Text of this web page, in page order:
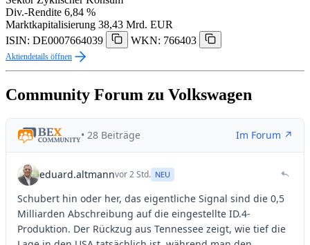
Div.-Rendite 6,84 %
Marktkapitalisierung 38,43 Mrd. EUR
ISIN: DE0007664039
WKN: 766403
Aktiendetails öffnen
Community Forum zu Volkswagen